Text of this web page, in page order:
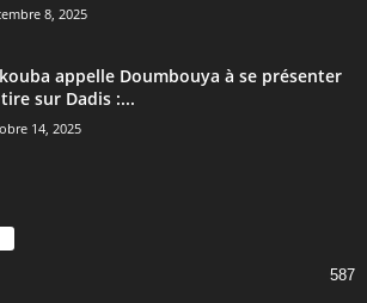
8, 2025
appelle Doumbouya à se présenter
sur Dadis :...
14, 2025
587